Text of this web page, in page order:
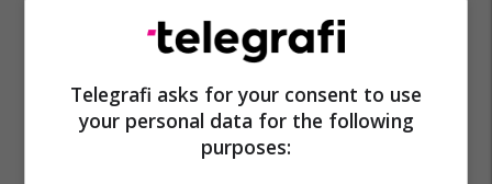
Mjekësia Ligjore
Aksident Me Fatalitet
Telegrafi asks for your consent to use
your personal data for the following
purposes: